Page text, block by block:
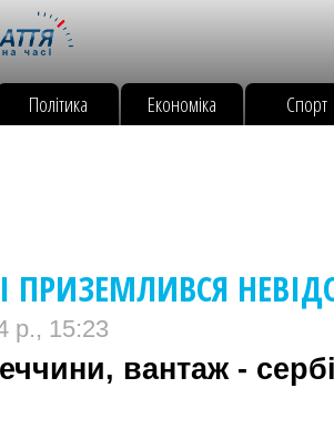
Політика Економіка Спорт
ПРИЗЕМЛИВСЯ
р., 15:23
вантаж -